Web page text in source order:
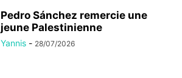
Pedro Sánchez remercie une
jeune Palestinienne
Yannis - 28/07/2026